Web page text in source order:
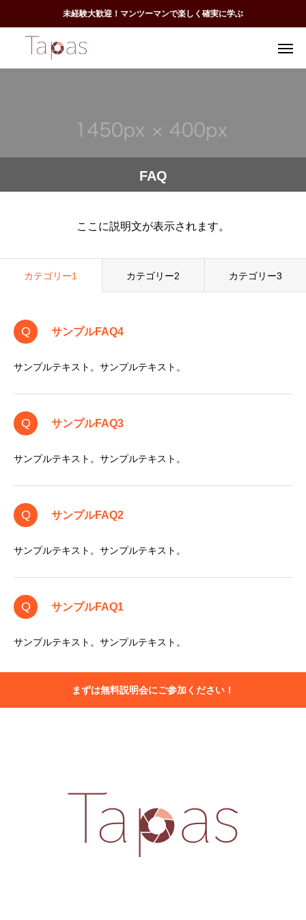
未経験大歓迎！マンツーマンで楽しく確実に学ぶ
FAQ
ここに説明文が表示されます。
カテゴリー1 カテゴリー2 カテゴリー3
Q サンプルFAQ4
サンプルテキスト。サンプルテキスト。
Q サンプルFAQ3
サンプルテキスト。サンプルテキスト。
Q サンプルFAQ2
サンプルテキスト。サンプルテキスト。
Q サンプルFAQ1
サンプルテキスト。サンプルテキスト。
まずは無料説明会にご参加ください！